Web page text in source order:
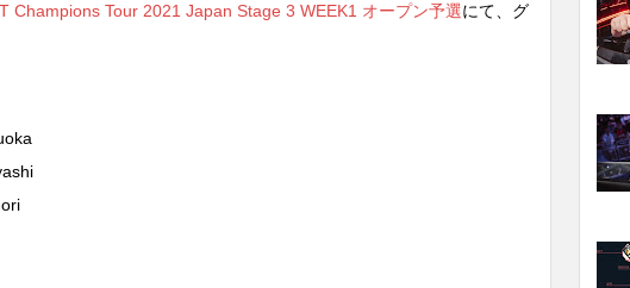
Champions Tour 2021 Japan Stage 3 WEEK1 オープン予選にて、グ